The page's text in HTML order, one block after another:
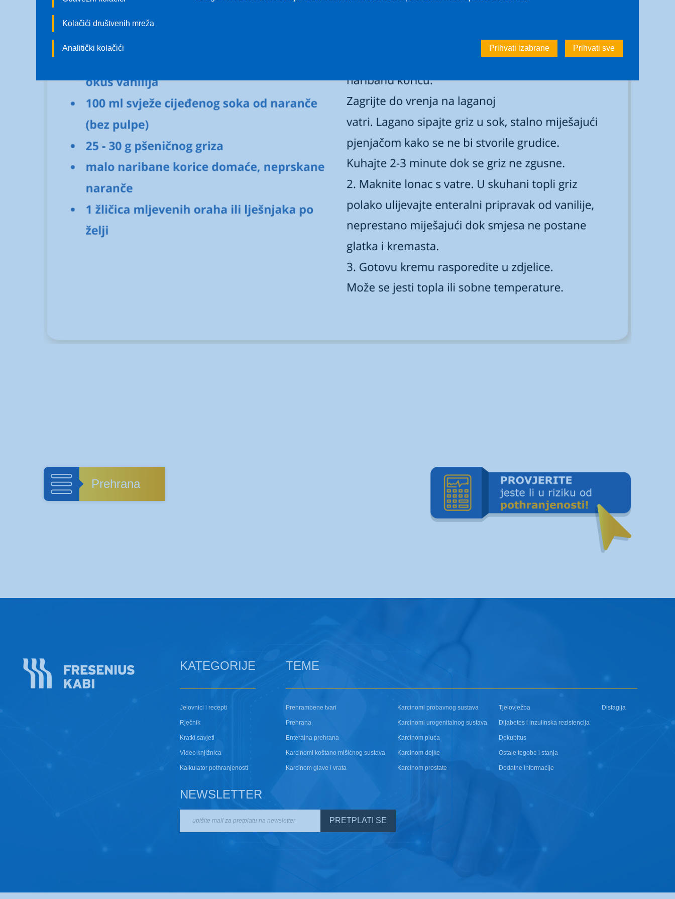
Prehrana
KATEGORIJE
Jelovnici i recepti
Rječnik
Kratki savjeti
Video knjižnica
Kalkulator pothranjenosti
TEME
Prehrambene tvari
Prehrana
Enteralna prehrana
Karcinomi koštano mišićnog sustava
Karcinom glave i vrata
Karcinomi probavnog sustava
Karcinomi urogenitalnog sustava
Karcinom pluća
Karcinom dojke
Karcinom prostate
Tjelovježba
Dijabetes i inzulinska rezistencija
Dekubitus
Ostale tegobe i stanja
Dodatne informacije
Disfagija
NEWSLETTER
PRETPLATI SE
Kolačići društvenih mreža
Analitički kolačići Prihvati izabrane Prihvati sve